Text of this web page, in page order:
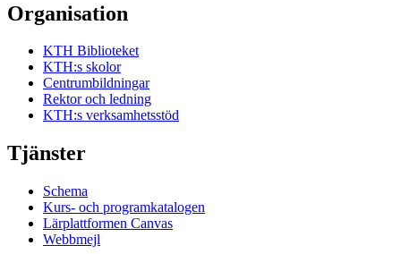
Organisation
KTH Biblioteket
KTH:s skolor
Centrumbildningar
Rektor och ledning
KTH:s verksamhetsstöd
Tjänster
Schema
Kurs- och programkatalogen
Lärplattformen Canvas
Webbmejl